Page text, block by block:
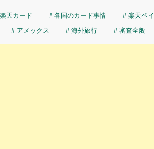
楽天カード 各国のカード事情 楽天ペイ
アメックス 海外旅行 審査全般